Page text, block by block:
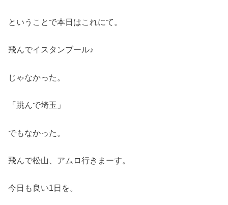
ということで本日はこれにて。
飛んでイスタンブール♪
じゃなかった。
「跳んで埼玉」
でもなかった。
飛んで松山、アムロ行きまーす。
今日も良い1日を。